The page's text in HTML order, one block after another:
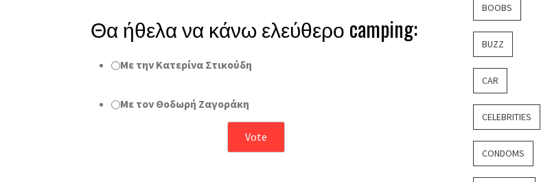
Θα ήθελα να κάνω ελεύθερο camping:
Με την Κατερίνα Στικούδη
Με τον Θοδωρή Ζαγοράκη
BOOBS
BUZZ
CAR
CELEBRITIES
CONDOMS